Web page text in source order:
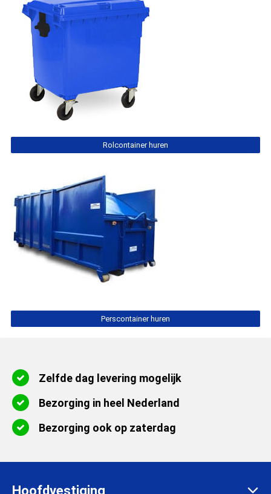
Rolcontainer huren
Perscontainer huren
Zelfde dag levering mogelijk
Bezorging in heel Nederland
Bezorging ook op zaterdag
Hoofdvestiging